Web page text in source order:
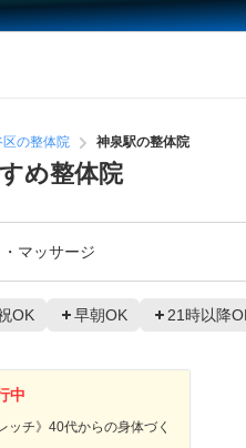
の整体院 神泉駅の整体院
め整体院
マッサージ
OK 早朝OK 21時以降
中
ッチ》40代からの身体づく